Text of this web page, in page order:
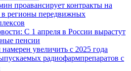
проавансирует контракты на
в регионы передвижных
С 1 апреля в России вырастут
пенсии
намерен увеличить с 2025 года
радиофармпрепаратов с